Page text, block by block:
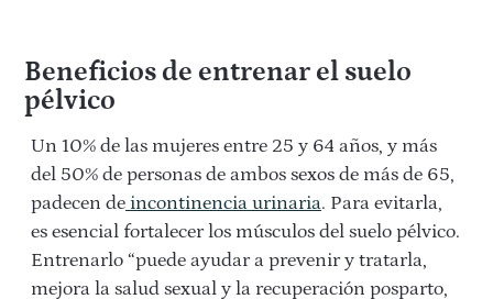
Beneficios de entrenar el suelo
pélvico
Un 10% de las mujeres entre 25 y 64 años, y más
del 50% de personas de ambos sexos de más de 65,
padecen de incontinencia urinaria. Para evitarla,
es esencial fortalecer los músculos del suelo pélvico.
Entrenarlo “puede ayudar a prevenir y tratarla,
mejora la salud sexual y la recuperación posparto,